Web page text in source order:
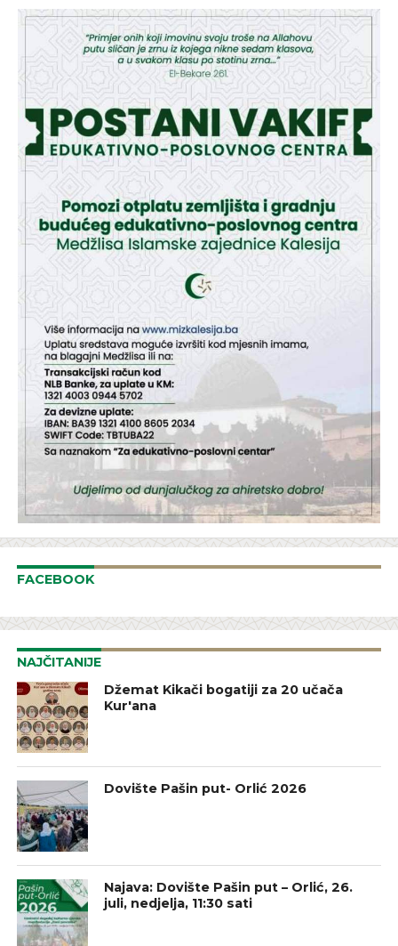
FACEBOOK
NAJČITANIJE
Džemat Kikači bogatiji za 20 učača
Kur'ana
Dovište Pašin put- Orlić 2026
Najava: Dovište Pašin put – Orlić, 26.
juli, nedjelja, 11:30 sati